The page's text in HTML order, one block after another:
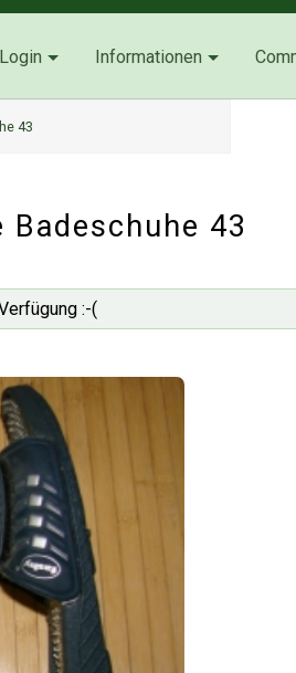
Login Informationen
43
43
:-(